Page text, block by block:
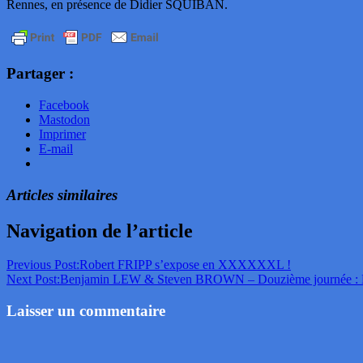
Rennes, en présence de Didier SQUIBAN.
Partager :
Facebook
Mastodon
Imprimer
E-mail
Articles similaires
Navigation de l’article
Previous Post:Robert FRIPP s’expose en XXXXXXL !
Next Post:Benjamin LEW & Steven BROWN – Douzième journée :
Laisser un commentaire